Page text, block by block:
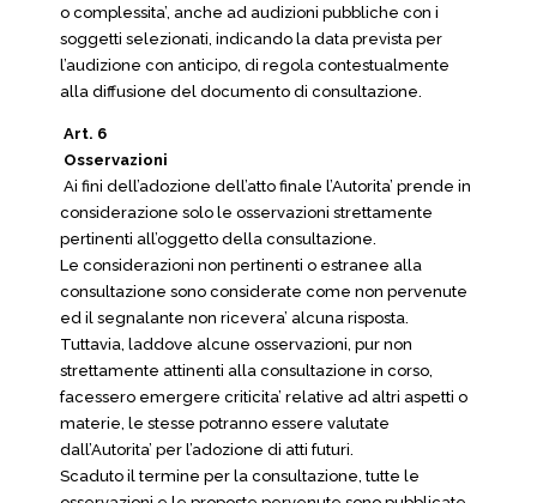
o complessita’, anche ad audizioni pubbliche con i
soggetti selezionati, indicando la data prevista per
l’audizione con anticipo, di regola contestualmente
alla diffusione del documento di consultazione.
Art. 6
Osservazioni
Ai fini dell’adozione dell’atto finale l’Autorita’ prende in
considerazione solo le osservazioni strettamente
pertinenti all’oggetto della consultazione.
Le considerazioni non pertinenti o estranee alla
consultazione sono considerate come non pervenute
ed il segnalante non ricevera’ alcuna risposta.
Tuttavia, laddove alcune osservazioni, pur non
strettamente attinenti alla consultazione in corso,
facessero emergere criticita’ relative ad altri aspetti o
materie, le stesse potranno essere valutate
dall’Autorita’ per l’adozione di atti futuri.
Scaduto il termine per la consultazione, tutte le